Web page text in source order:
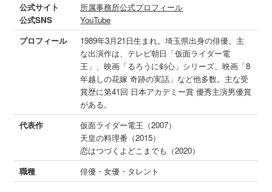
公式サイト
公式SNS
所属事務所公式プロフィール
YouTube
プロフィール
1989年3月21日生まれ。埼玉県出身の俳優。主
な出演作は、テレビ朝日「仮面ライダー電
王」、映画「るろうに剣心」シリーズ、映画「8
年越しの花嫁 奇跡の実話」など他多数。主な受
賞歴に第41回 日本アカデミー賞 優秀主演男優賞
がある。
代表作
仮面ライダー電王（2007）
天皇の料理番（2015）
恋はつづくよどこまでも（2020）
職種
俳優・女優・タレント